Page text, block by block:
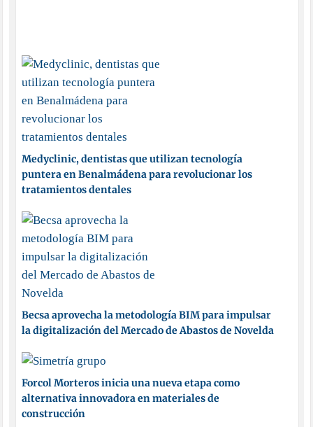
Medyclinic, dentistas que utilizan tecnología
puntera en Benalmádena para revolucionar los
tratamientos dentales
Becsa aprovecha la metodología BIM para impulsar
la digitalización del Mercado de Abastos de Novelda
Forcol Morteros inicia una nueva etapa como
alternativa innovadora en materiales de
construcción